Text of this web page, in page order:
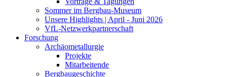
Sommer im Bergbau-Museum
Unsere Highlights | April - Juni 2026
VfL-Netzwerkpartnerschaft
Forschung
Archäometallurgie
Projekte
Mitarbeitende
Bergbaugeschichte